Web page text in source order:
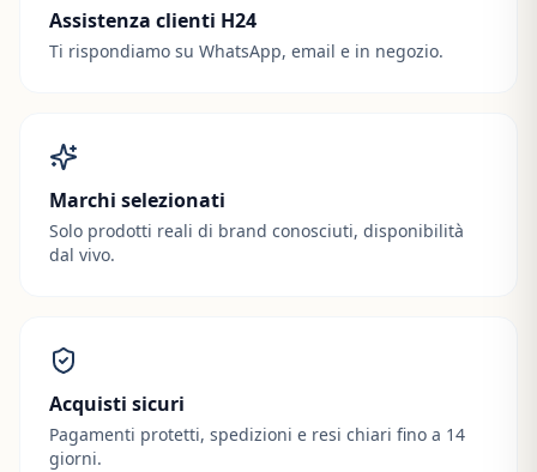
Assistenza clienti H24
Ti rispondiamo su WhatsApp, email e in negozio.
Marchi selezionati
Solo prodotti reali di brand conosciuti, disponibilità
dal vivo.
Acquisti sicuri
Pagamenti protetti, spedizioni e resi chiari fino a 14
giorni.